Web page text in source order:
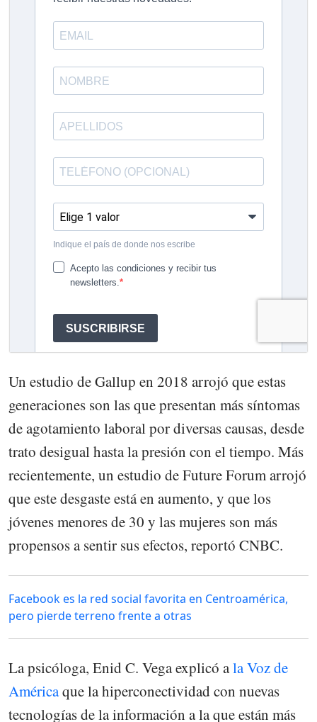
Un estudio de Gallup en 2018 arrojó que estas
generaciones son las que presentan más síntomas
de agotamiento laboral por diversas causas, desde
trato desigual hasta la presión con el tiempo. Más
recientemente, un estudio de Future Forum arrojó
que este desgaste está en aumento, y que los
jóvenes menores de 30 y las mujeres son más
propensos a sentir sus efectos, reportó CNBC.
Facebook es la red social favorita en Centroamérica,
pero pierde terreno frente a otras
La psicóloga, Enid C. Vega explicó ala Voz de
Américaque la hiperconectividad con nuevas
tecnologías de la información a la que están más